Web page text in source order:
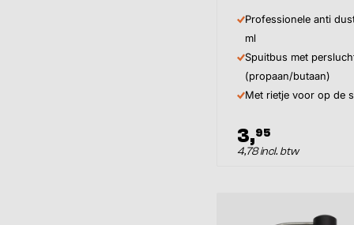
Professionele anti
ml
Spuitbus met
(propaan/butaan)
Met rietje voor op de
3,95
4,78 incl. btw